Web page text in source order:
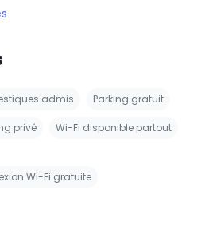
admis Parking gratuit
privé Wi-Fi disponible partout
Wi-Fi gratuite